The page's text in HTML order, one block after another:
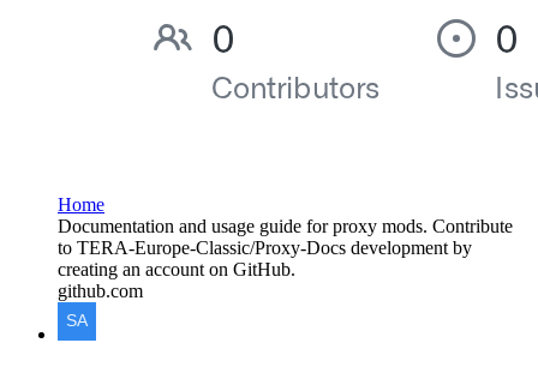
Home
Documentation and usage guide for proxy mods. Contribute
to TERA-Europe-Classic/Proxy-Docs development by
creating an account on GitHub.
github.com